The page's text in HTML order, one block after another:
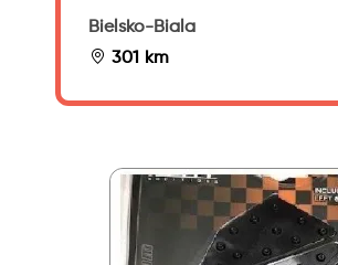
Bielsko-Biala
301 km